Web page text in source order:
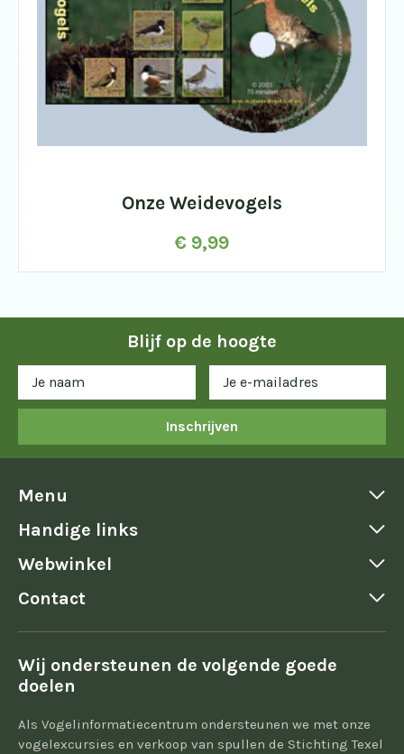
Onze Weidevogels
€ 9,99
Blijf op de hoogte
Inschrijven
Menu
Handige links
Webwinkel
Contact
Wij ondersteunen de volgende goede
doelen
Als Vogelinformatiecentrum ondersteunen we met onze
vogelexcursies en verkoop van spullen de Stichting Texel